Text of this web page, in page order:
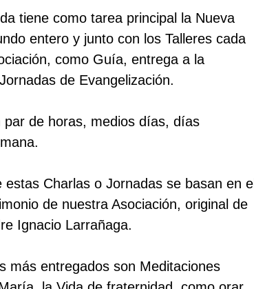
tiene como tarea principal la Nueva
entero y junto con los Talleres cada
como Guía, entrega a la
de Evangelización.
par de horas, medios días, días
estas Charlas o Jornadas se basan en el
de nuestra Asociación, original de
Ignacio Larrañaga.
más entregados son Meditaciones